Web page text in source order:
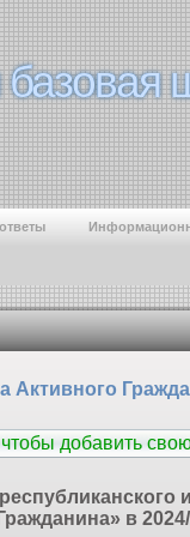
Активного
добавить
в